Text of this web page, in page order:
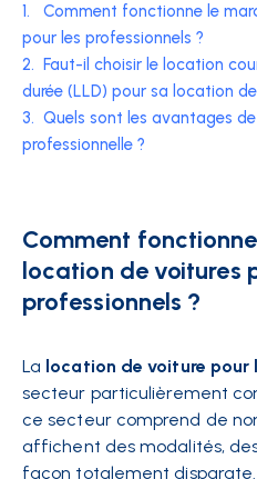
1.
Comment fonctionne le
pour les professionnels ?
2. Faut-il choisir le location
durée (LLD) pour sa location
3. Quels sont les avantages
professionnelle ?
Comment
location de voitures
professionnels ?
La location de voiture pour
secteur particulièrement
ce secteur comprend de
affichent des modalités,
façon totalement